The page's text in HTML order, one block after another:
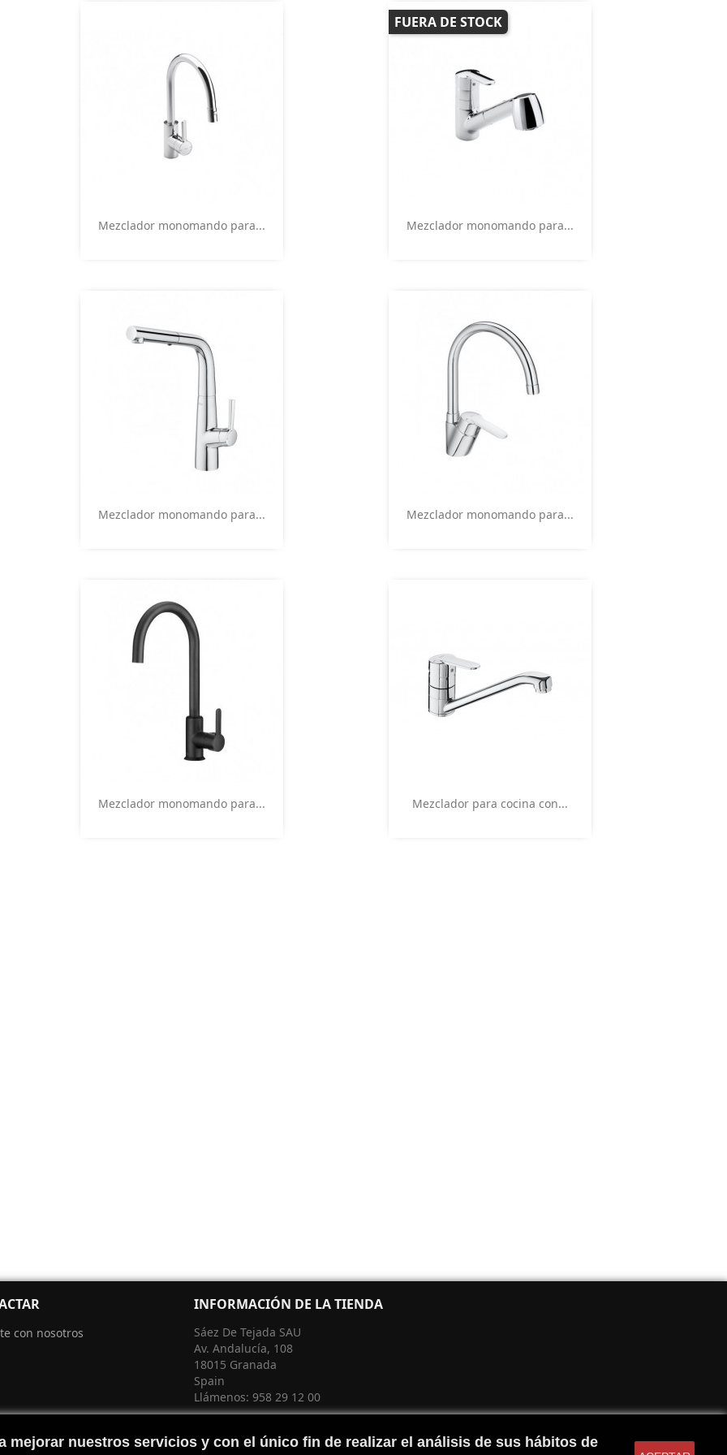
Vista rápida
Mezclador monomando para... Vista rápida
Mezclador monomando para...
FUERA DE STOCK
Vista rápida
Mezclador monomando para... Vista rápida
Mezclador monomando para...
Vista rápida
Mezclador monomando para... Vista rápida
Mezclador para cocina con...
con nosotros
INFORMACIÓN DE LA TIENDA
Sáez De Tejada SAU
Av. Andalucía, 108
18015 Granada
Spain
Llámenos: 958 29 12 00
mejorar nuestros servicios y con el único fin de realizar el análisis de sus hábitos de